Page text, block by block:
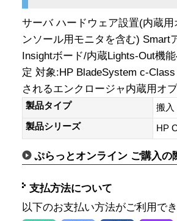
サーバ ハードウェア設置(内蔵
ンソール用モニタを含む) Smart
Insightボード/内蔵Lights-Out機
定 対象:HP BladeSystem c-
されるエンクロージャ内蔵用オ
製品タイプ
搬入
製品シリーズ
HP
ぷらっとオンライン ご購入の
支払方法について
以下のお支払い方法がご利用で